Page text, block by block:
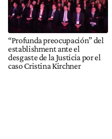
“Profunda preocupación” del
establishment ante el
desgaste de la Justicia por el
caso Cristina Kirchner